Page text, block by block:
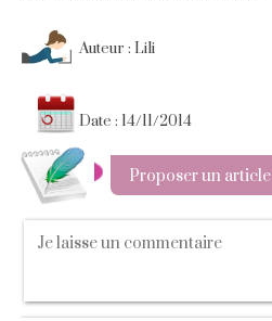
Auteur : Lili
Date : 14/11/2014
Proposer un article